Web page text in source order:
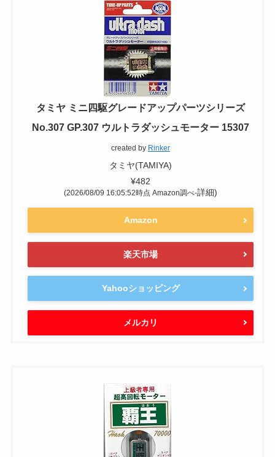
タミヤ ミニ四駆グレードアップパーツシリーズ
No.307 GP.307 ウルトラダッシュモーター 15307
created by Rinker
タミヤ(TAMIYA)
¥482
(2026/08/09 16:05:52時点 Amazon調べ-詳細)
Amazon
楽天市場
Yahooショッピング
メルカリ